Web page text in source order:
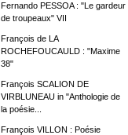
Fernando PESSOA : "Le gardeur
de troupeaux" VII
François de LA
ROCHEFOUCAULD : "Maxime
38"
François SCALION DE
VIRBLUNEAU in "Anthologie de
la poésie...
François VILLON : Poésie